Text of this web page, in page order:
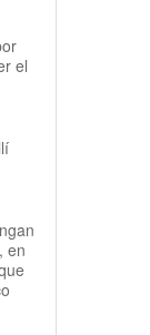
el
en